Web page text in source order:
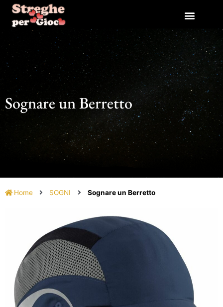
contenuto
Sognare un Berretto
Home SOGNI Sognare un Berretto